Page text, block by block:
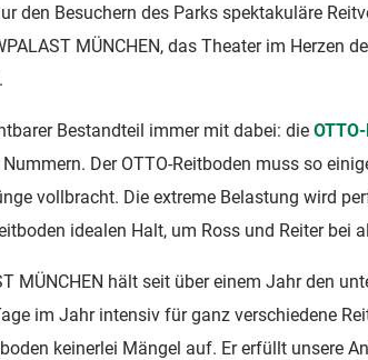
den Besuchern des Parks spektakuläre
MÜNCHEN, das Theater im Herzen
Bestandteil immer mit dabei: die
Der OTTO-Reitboden muss so
vollbracht. Die extreme Belastung wird
idealen Halt, um Ross und Reiter bei
MÜNCHEN hält seit über einem Jahr den
im Jahr intensiv für ganz verschiedene
keinerlei Mängel auf. Er erfüllt unsere